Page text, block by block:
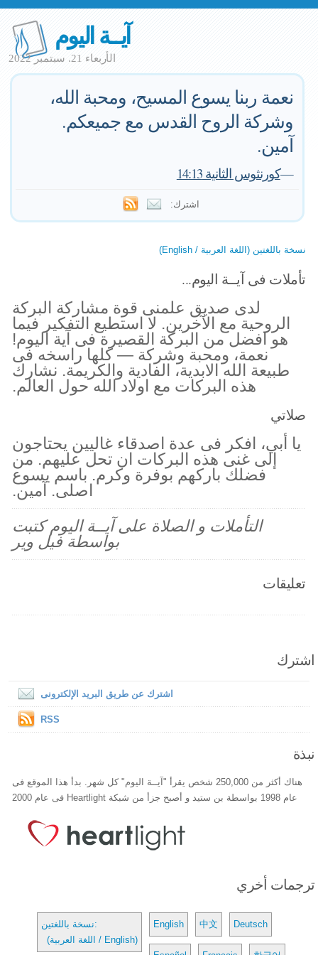
آيــة اليوم
الأربعاء 21. سبتمبر 2022
نعمة ربنا يسوع المسيح، ومحبة الله،
وشركة الروح القدس مع جميعكم.
آمين.
—كورنثوس الثانية 14:13
اشترك:
نسخة باللغتين (اللغة العربية / English)
تأملات فى آيــة اليوم...
لدى صديق علمنى قوة مشاركة البركة
الروحية مع الآخرين. لا استطيع التفكير فيما
هو افضل من البركة القصيرة فى آية اليوم!
نعمة، ومحبة وشركة — كلها راسخه فى
طبيعة الله الابدية، الفادية والكريمة. نشارك
هذه البركات مع اولاد الله حول العالم.
صلاتي
يا أبي، افكر فى عدة اصدقاء غاليين يحتاجون
إلى غنى هذه البركات ان تحل عليهم. من
فضلك باركهم بوفرة وكرم. باسم يسوع
اصلى. آمين.
التأملات و الصلاة على آيــة اليوم كتبت
بواسطة فيل وير
تعليقات
اشترك
اشترك عن طريق البريد الإلكترونى
RSS
نبذة
هناك أكثر من 250,000 شخص يقرأ "آيــة اليوم" كل شهر. بدأ هذا الموقع فى
عام 1998 بواسطة بن ستيد و أصبح جزأ من شبكة Heartlight فى عام 2000
ترجمات أخري
نسخة باللغتين:
(اللغة العربية / English)
English 中文 Deutsch